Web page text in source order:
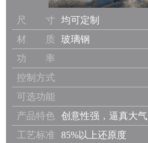
尺 寸
均可定制
材 质
玻璃钢
功 率
控制方式
可选功能
产品特色
创意性强，逼真大气
工艺标准
85%以上还原度